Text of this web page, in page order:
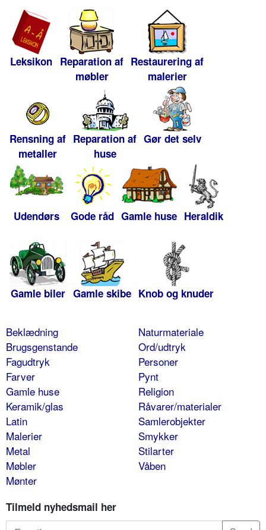
Leksikon Reparation af
møbler
Restaurering af
malerier
Rensning af
metaller
Reparation af
huse
Gør det selv
Udendørs Gode råd Gamle huse Heraldik
Gamle biler Gamle skibe Knob og knuder
Beklædning
Brugsgenstande
Fagudtryk
Farver
Gamle huse
Keramik/glas
Latin
Malerier
Metal
Møbler
Mønter
Naturmateriale
Ord/udtryk
Personer
Pynt
Religion
Råvarer/materialer
Samlerobjekter
Smykker
Stilarter
Våben
Tilmeld nyhedsmail her